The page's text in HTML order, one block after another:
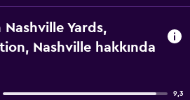
Yards,
Nashville hakkında
9,3